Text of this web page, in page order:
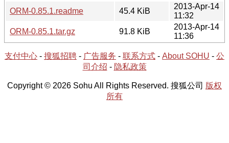
ORM-0.85.1.readme
45.4 KiB
2013-Apr-14
11:32
ORM-0.85.1.tar.gz
91.8 KiB
2013-Apr-14
11:36
支付中心 - 搜狐招聘 - 广告服务 - 联系方式 - About SOHU - 公
司介绍 - 隐私政策
Copyright © 2026 Sohu All Rights Reserved. 搜狐公司 版权
所有